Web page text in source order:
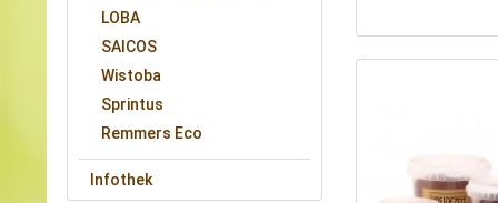
LOBA
SAICOS
Wistoba
Sprintus
Remmers Eco
Infothek